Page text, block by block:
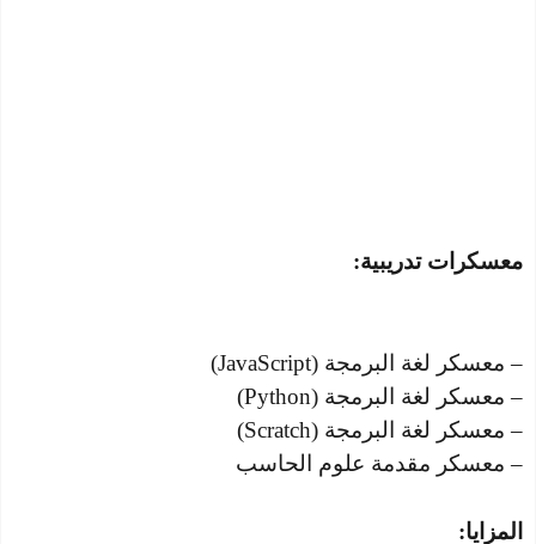
معسكرات تدريبية:
– معسكر لغة البرمجة (JavaScript)
– معسكر لغة البرمجة (Python)
– معسكر لغة البرمجة (Scratch)
– معسكر مقدمة علوم الحاسب
المزايا: